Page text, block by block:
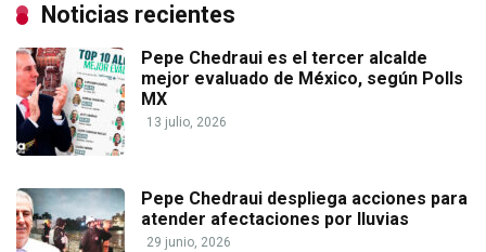
Noticias recientes
Pepe Chedraui es el tercer alcalde
mejor evaluado de México, según Polls
MX
13 julio, 2026
Pepe Chedraui despliega acciones para
atender afectaciones por lluvias
29 junio, 2026